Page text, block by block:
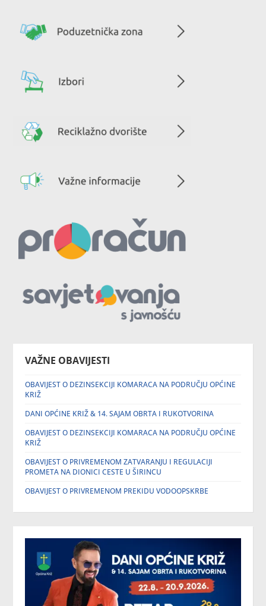
VAŽNE OBAVIJESTI
OBAVIJEST O DEZINSEKCIJI KOMARACA NA PODRUČJU OPĆINE
KRIŽ
DANI OPĆINE KRIŽ & 14. SAJAM OBRTA I RUKOTVORINA
OBAVIJEST O DEZINSEKCIJI KOMARACA NA PODRUČJU OPĆINE
KRIŽ
OBAVIJEST O PRIVREMENOM ZATVARANJU I REGULACIJI
PROMETA NA DIONICI CESTE U ŠIRINCU
OBAVIJEST O PRIVREMENOM PREKIDU VODOOPSKRBE